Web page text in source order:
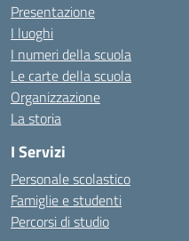
Presentazione
I luoghi
I numeri della scuola
Le carte della scuola
Organizzazione
La storia
I Servizi
Personale scolastico
Famiglie e studenti
Percorsi di studio